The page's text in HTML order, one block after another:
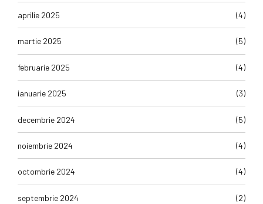
aprilie 2025 (4)
martie 2025 (5)
februarie 2025 (4)
ianuarie 2025 (3)
decembrie 2024 (5)
noiembrie 2024 (4)
octombrie 2024 (4)
septembrie 2024 (2)